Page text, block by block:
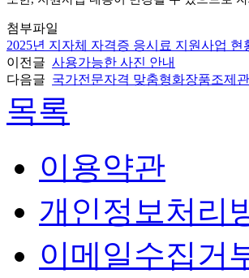
첨부파일
2025년 지자체 자격증 응시료 지원사업 현
이전글 사용가능한 사진 안내
다음글 국가전문자격 맞춤형화장품조제
목록
이용약관
개인정보처리
이메일수집거